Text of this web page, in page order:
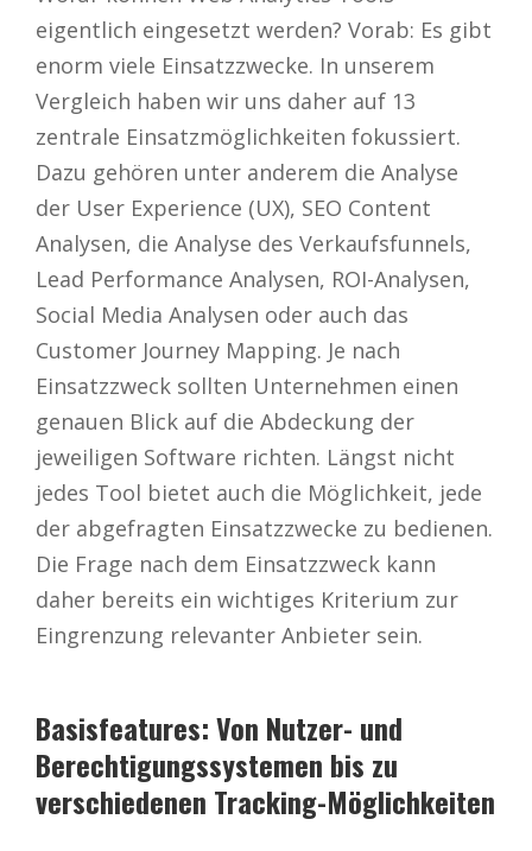
eigentlich eingesetzt werden? Vorab: Es gibt
enorm viele Einsatzzwecke. In unserem
Vergleich haben wir uns daher auf 13
zentrale Einsatzmöglichkeiten fokussiert.
Dazu gehören unter anderem die Analyse
der User Experience (UX), SEO Content
Analysen, die Analyse des Verkaufsfunnels,
Lead Performance Analysen, ROI-Analysen,
Social Media Analysen oder auch das
Customer Journey Mapping. Je nach
Einsatzzweck sollten Unternehmen einen
genauen Blick auf die Abdeckung der
jeweiligen Software richten. Längst nicht
jedes Tool bietet auch die Möglichkeit, jede
der abgefragten Einsatzzwecke zu bedienen.
Die Frage nach dem Einsatzzweck kann
daher bereits ein wichtiges Kriterium zur
Eingrenzung relevanter Anbieter sein.
Basisfeatures: Von Nutzer- und
Berechtigungssystemen bis zu
verschiedenen Tracking-Möglichkeiten